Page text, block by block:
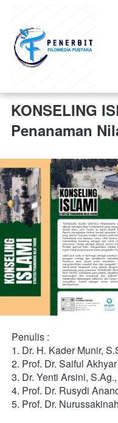
KONSELING
Penanaman
Penulis :
1. Dr. H. Kader Munir,
2. Prof. Dr. Saiful
3. Dr. Yenti Arsini,
4. Prof. Dr. Rusydi
5. Prof. Dr.